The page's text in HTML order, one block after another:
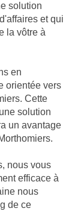
solution
et qui
la vôtre à
en
orientée vers
Cette
solution
un avantage
nous vous
efficace à
nous
de ce